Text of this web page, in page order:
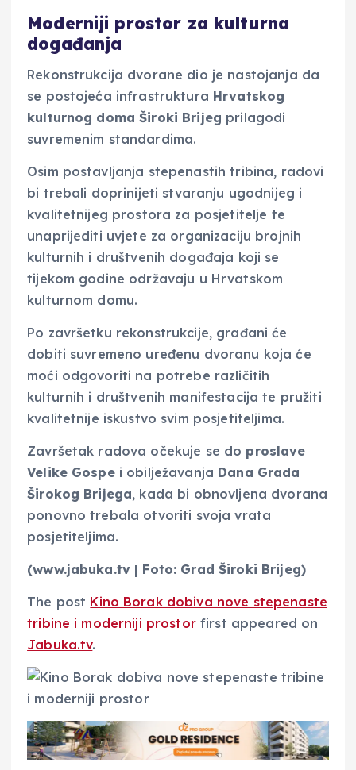
Moderniji prostor za kulturna
događanja
Rekonstrukcija dvorane dio je nastojanja da
se postojeća infrastruktura Hrvatskog
kulturnog doma Široki Brijeg prilagodi
suvremenim standardima.
Osim postavljanja stepenastih tribina, radovi
bi trebali doprinijeti stvaranju ugodnijeg i
kvalitetnijeg prostora za posjetitelje te
unaprijediti uvjete za organizaciju brojnih
kulturnih i društvenih događaja koji se
tijekom godine održavaju u Hrvatskom
kulturnom domu.
Po završetku rekonstrukcije, građani će
dobiti suvremeno uređenu dvoranu koja će
moći odgovoriti na potrebe različitih
kulturnih i društvenih manifestacija te pružiti
kvalitetnije iskustvo svim posjetiteljima.
Završetak radova očekuje se do proslave
Velike Gospei obilježavanja Dana Grada
Širokog Brijega, kada bi obnovljena dvorana
ponovno trebala otvoriti svoja vrata
posjetiteljima.
(www.jabuka.tv | Foto: Grad Široki Brijeg)
The post Kino Borak dobiva nove stepenaste
tribine i moderniji prostorfirst appeared on
Jabuka.tv.